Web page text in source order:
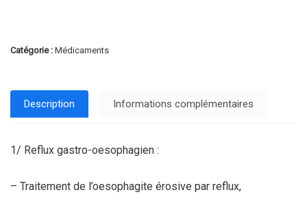
Catégorie : Médicaments
Description Informations complémentaires
1/ Reflux gastro-oesophagien :
– Traitement de l’oesophagite érosive par reflux,